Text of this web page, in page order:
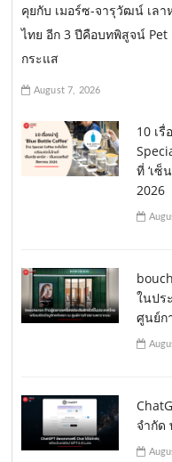
คุยกับ เมอร์ซ-จารุวัฒน์ เล
ไทย อีก 3 ปีคือบทพิสูจน์ Pet
กระแส
August 7, 2026
10 เรื่
ที่ ‘เซ็
2026
ในปร
ศูนย์ก
จำกัด